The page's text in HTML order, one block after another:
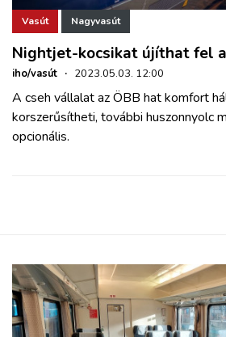
Vasút Nagyvasút
Nightjet-kocsikat újíthat fel
iho/vasút · 2023.05.03. 12:00
A cseh vállalat az ÖBB hat komfort
korszerűsítheti, további huszonnyolc
opcionális.